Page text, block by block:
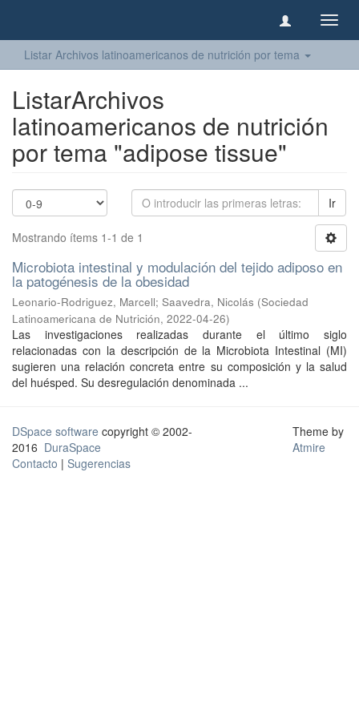
Listar Archivos latinoamericanos de nutrición por tema
ListarArchivos
latinoamericanos de nutrición
por tema "adipose tissue"
Ir
Mostrando ítems 1-1 de 1
Microbiota intestinal y modulación del tejido adiposo en
la patogénesis de la obesidad
Leonario-Rodriguez, Marcell; Saavedra, Nicolás (Sociedad
Latinoamericana de Nutrición, 2022-04-26)
Las investigaciones realizadas durante el último siglo
relacionadas con la descripción de la Microbiota Intestinal (MI)
sugieren una relación concreta entre su composición y la salud
del huésped. Su desregulación denominada ...
DSpace software copyright © 2002-
2016 DuraSpace
Contacto | Sugerencias
Theme by
Atmire